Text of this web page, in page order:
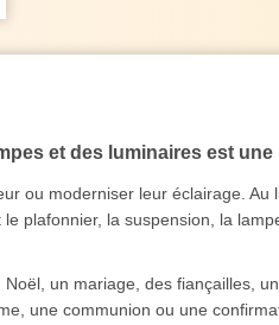
et des luminaires est
ou moderniser leur éclairage.
le plafonnier, la suspension, la
un mariage, des fiançailles,
une communion ou une